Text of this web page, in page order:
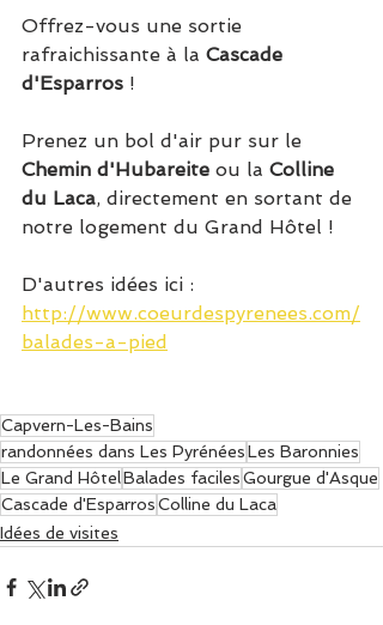
Offrez-vous une sortie
rafraichissante à la Cascade
d'Esparros !
Prenez un bol d'air pur sur le
Chemin d'Hubareite ou la Colline
du Laca, directement en sortant de
notre logement du Grand Hôtel !
D'autres idées ici :
http://www.coeurdespyrenees.com/
balades-a-pied
Capvern-Les-Bains
randonnées dans Les PyrénéesLes Baronnies
Le Grand HôtelBalades facilesGourgue d'Asque
Cascade d'EsparrosColline du Laca
Idées de visites